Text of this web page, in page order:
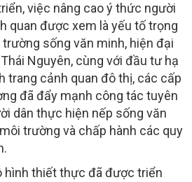
việc nâng cao ý thức người
quan được xem là yếu tố trọng
sống văn minh, hiện đại
Nguyên, cùng với đầu tư hạ
trang cảnh quan đô thị, các cấp
đã đẩy mạnh công tác tuyên
dân thực hiện nếp sống văn
trường và chấp hành các quy
hình thiết thực đã được triển